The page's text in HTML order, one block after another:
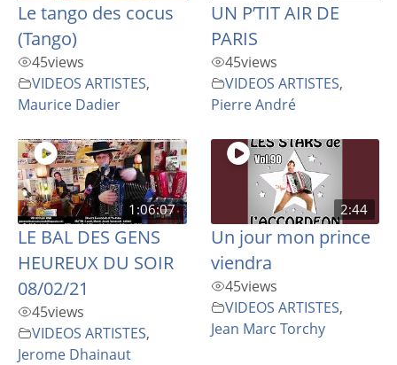
Le tango des cocus
(Tango)
45views
VIDEOS ARTISTES,
Maurice Dadier
UN P’TIT AIR DE
PARIS
45views
VIDEOS ARTISTES,
Pierre André
1:06:07
LE BAL DES GENS
HEUREUX DU SOIR
08/02/21
45views
VIDEOS ARTISTES,
Jerome Dhainaut
2:44
Un jour mon prince
viendra
45views
VIDEOS ARTISTES,
Jean Marc Torchy